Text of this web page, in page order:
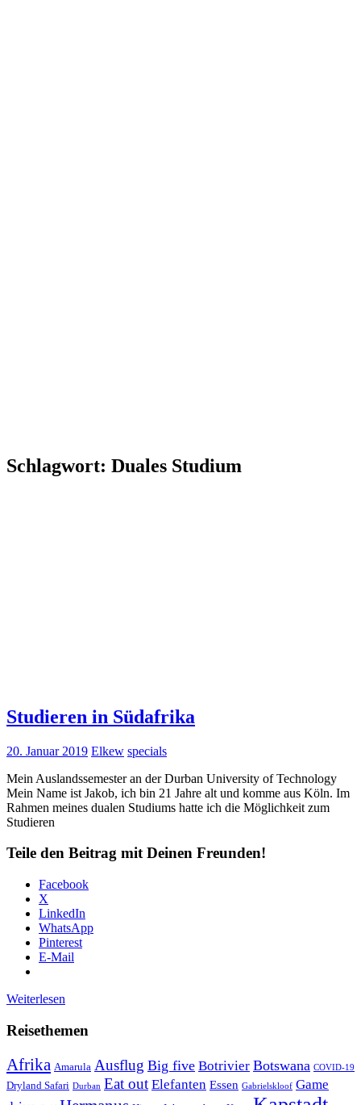
Schlagwort: Duales Studium
Studieren in Südafrika
20. Januar 2019 Elkew specials
Mein Auslandssemester an der Durban University of Technology
Mein Name ist Jakob, ich bin 21 Jahre alt und komme aus Köln. Im
Rahmen meines dualen Studiums hatte ich die Möglichkeit zum
Studieren
Teile den Beitrag mit Deinen Freunden!
Facebook
X
LinkedIn
WhatsApp
Pinterest
E-Mail
Weiterlesen
Reisethemen
Afrika Amarula Ausflug Big five Botrivier Botswana COVID-19
Dryland Safari Durban Eat out Elefanten Essen Gabrielskloof Game